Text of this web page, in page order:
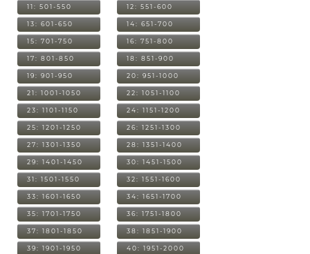
11: 501-550 12: 551-600
13: 601-650 14: 651-700
15: 701-750 16: 751-800
17: 801-850 18: 851-900
19: 901-950 20: 951-1000
21: 1001-1050 22: 1051-1100
23: 1101-1150 24: 1151-1200
25: 1201-1250 26: 1251-1300
27: 1301-1350 28: 1351-1400
29: 1401-1450 30: 1451-1500
31: 1501-1550 32: 1551-1600
33: 1601-1650 34: 1651-1700
35: 1701-1750 36: 1751-1800
37: 1801-1850 38: 1851-1900
39: 1901-1950 40: 1951-2000